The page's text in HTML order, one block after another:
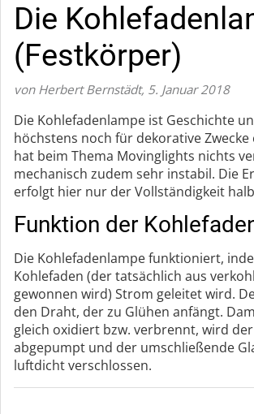
Die
(Festkörper)
von Herbert Bernstädt, 5. Januar 2018
Die Kohlefadenlampe ist Geschichte
höchstens noch für dekorative Zwecke
hat beim Thema Movinglights nichts
mechanisch zudem sehr instabil. Die
erfolgt hier nur der Vollständigkeit
Funktion der
Die Kohlefadenlampe funktioniert,
Kohlefaden (der tatsächlich aus
gewonnen wird) Strom geleitet wird.
den Draht, der zu Glühen anfängt.
gleich oxidiert bzw. verbrennt, wird
abgepumpt und der umschließende
luftdicht verschlossen.